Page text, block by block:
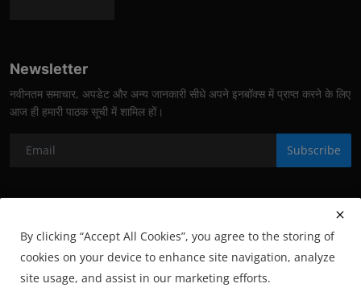
Newsletter
नवीनतम समाचार, अपडेट और अन्य जानकारी सीधे अपने इनबॉक्स में प्राप्त करने के लिए
आज ही हमारी पाठक सूची में शामिल हों।
Subscribe
By clicking “Accept All Cookies”, you agree to the storing of
cookies on your device to enhance site navigation, analyze
site usage, and assist in our marketing efforts.